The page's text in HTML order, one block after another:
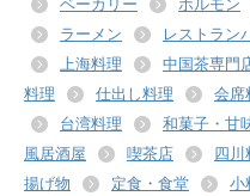
ベーカリー ホルモン
ラーメン
レストラン
上海料理
中国茶専門
料理
仕出し料理 会席
台湾料理
和菓子・甘
風居酒屋
喫茶店 四川
揚げ物
定食・食堂 小